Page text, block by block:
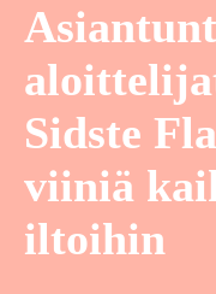
Sidste
viiniä
iltoihin